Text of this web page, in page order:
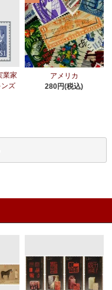
業家
ズ
アメリカ
280円(税込)